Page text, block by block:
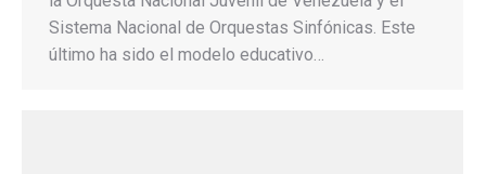
Sistema Nacional de Orquestas Sinfónicas. Este
último ha sido el modelo educativo…